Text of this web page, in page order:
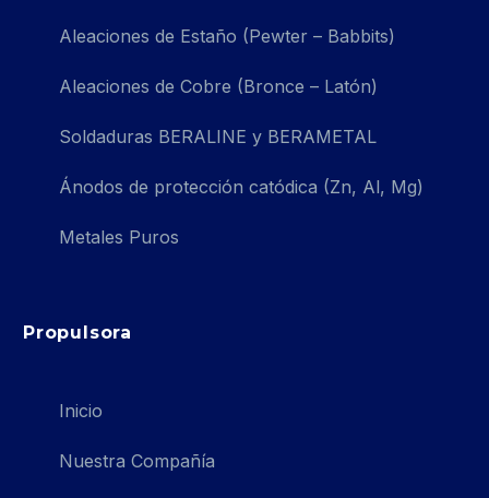
Aleaciones de Estaño (Pewter – Babbits)
Aleaciones de Cobre (Bronce – Latón)
Soldaduras BERALINE y BERAMETAL
Ánodos de protección catódica (Zn, Al, Mg)
Metales Puros
Propulsora
Inicio
Nuestra Compañía